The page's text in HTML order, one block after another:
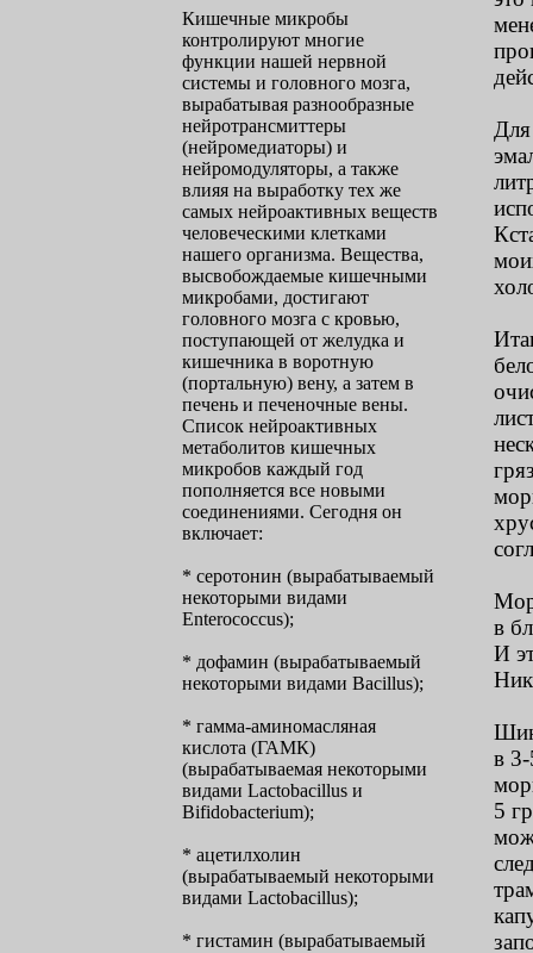
Кишечные микробы
контролируют многие
функции нашей нервной
системы и головного мозга,
вырабатывая разнообразные
нейротрансмиттеры
(нейромедиаторы) и
нейромодуляторы, а также
влияя на выработку тех же
самых нейроактивных веществ
человеческими клетками
нашего организма. Вещества,
высвобождаемые кишечными
микробами, достигают
головного мозга с кровью,
поступающей от желудка и
кишечника в воротную
(портальную) вену, а затем в
печень и печеночные вены.
Список нейроактивных
метаболитов кишечных
микробов каждый год
пополняется все новыми
соединениями. Сегодня он
включает:
* серотонин (вырабатываемый
некоторыми видами
Enterococcus);
* дофамин (вырабатываемый
некоторыми видами Bacillus);
* гамма-аминомасляная
кислота (ГАМК)
(вырабатываемая некоторыми
видами Lactobacillus и
Bifidobacterium);
* ацетилхолин
(вырабатываемый некоторыми
видами Lactobacillus);
* гистамин (вырабатываемый
в
И
в
5